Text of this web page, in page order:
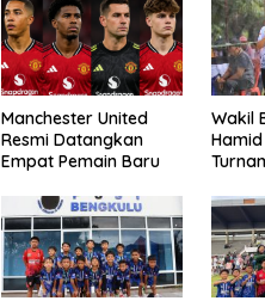
Manchester United
Resmi Datangkan
Empat Pemain Baru
Wakil